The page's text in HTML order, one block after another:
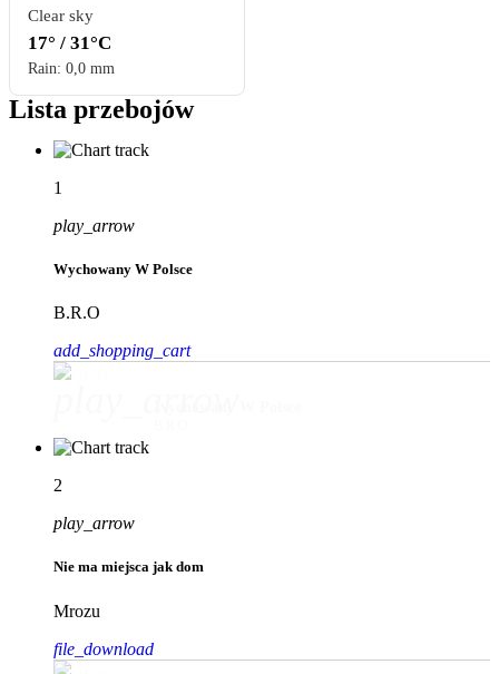
Clear sky
17° / 31°C
Rain: 0,0 mm
Lista przebojów
1
play_arrow
Wychowany W Polsce
B.R.O
add_shopping_cart
2
play_arrow
Nie ma miejsca jak dom
Mrozu
file_download